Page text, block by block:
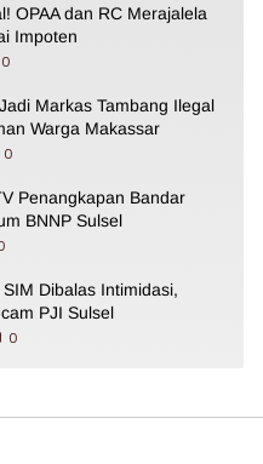
OPAA dan RC Merajalela
Impoten
0
Markas Tambang Ilegal
Warga Makassar
0
Penangkapan Bandar
BNNP Sulsel
Dibalas Intimidasi,
PJI Sulsel
0